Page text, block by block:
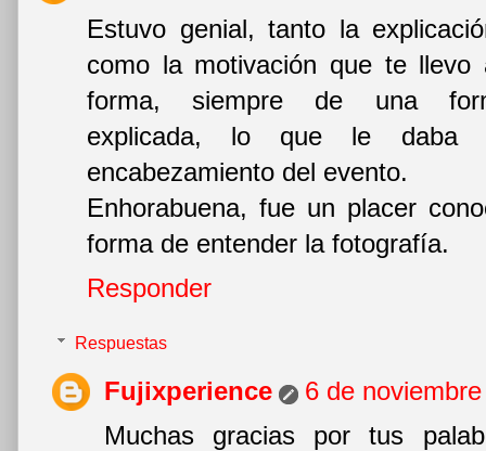
Estuvo genial, tanto la
como la motivación que te
forma, siempre de una
explicada, lo que le daba
encabezamiento del evento.
Enhorabuena, fue un placer
forma de entender la fotografía.
Responder
Respuestas
Fujixperience
6 de
Muchas gracias por tus